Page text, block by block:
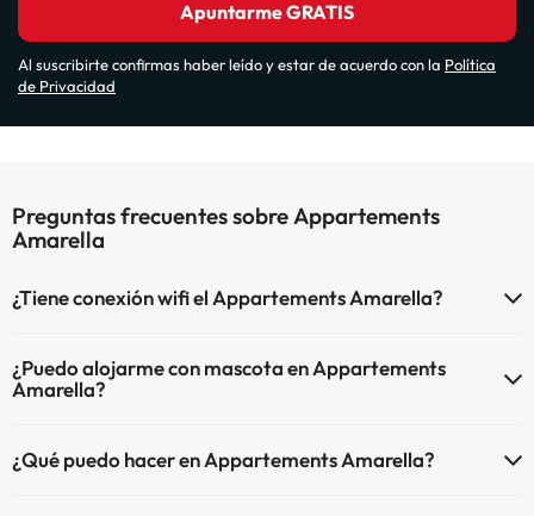
Apuntarme GRATIS
Al suscribirte confirmas haber leído y estar de acuerdo con la Política
de Privacidad
Preguntas frecuentes sobre Appartements
Amarella
¿Tiene conexión wifi el Appartements Amarella?
¿Puedo alojarme con mascota en Appartements
Amarella?
¿Qué puedo hacer en Appartements Amarella?